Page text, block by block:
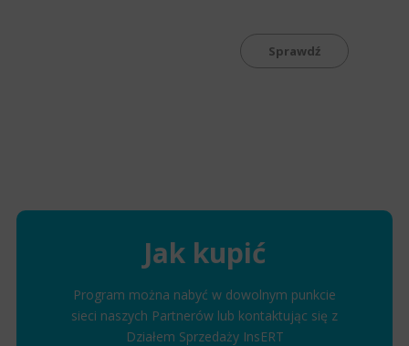
Sprawdź
Jak kupić
Program można nabyć w dowolnym punkcie
sieci naszych Partnerów lub kontaktując się z
Działem Sprzedaży InsERT